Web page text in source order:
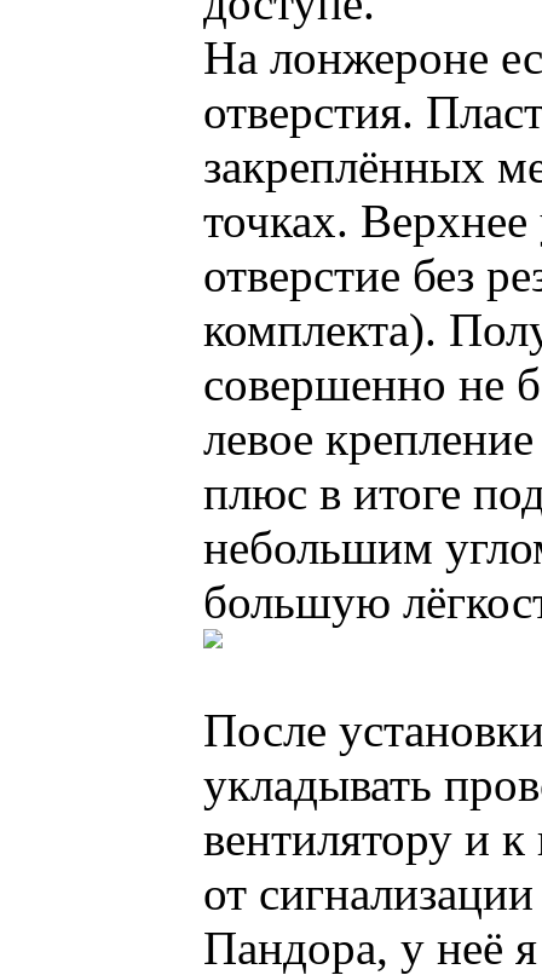
На лонжероне
отверстия.
закреплённых
точках.
отверстие без
комплекта).
совершенно не
левое
плюс в итоге
небольшим
большую
После
укладывать
вентилятору и к
от
Пандора, у неё